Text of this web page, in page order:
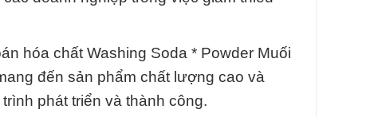
hóa chất Washing Soda * Powder Muối
đến sản phẩm chất lượng cao và
phát triển và thành công.